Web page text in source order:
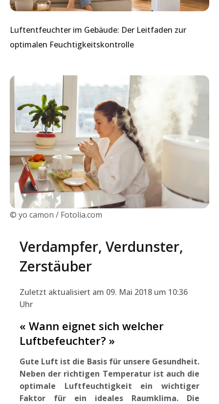
© yo camon / Fotolia.com
Verdampfer, Verdunster,
Zerstäuber
Zuletzt aktualisiert am 09. Mai 2018 um 10:36
Uhr
« Wann eignet sich welcher
Luftbefeuchter? »
Gute Luft ist die Basis für unsere Gesundheit.
Neben der richtigen Temperatur ist auch die
optimale Luftfeuchtigkeit ein wichtiger
Faktor für ein ideales Raumklima. Die
Luftentfeuchter im Gebäude: Der Leitfaden zur
optimalen Feuchtigkeitskontrolle